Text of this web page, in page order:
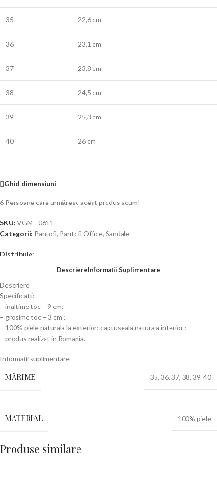
35 22,6 cm
36 23,1 cm
37 23,8 cm
38 24,5 cm
39 25,3 cm
40 26 cm
Ghid dimensiuni
6 Persoane care urmăresc acest produs acum!
SKU: VGM - 0611
Categorii: Pantofi, Pantofi Office, Sandale
Distribuie:
DescriereInformații Suplimentare
Descriere
Specificatii:
– inaltime toc – 9 cm;
– grosime toc – 3 cm ;
– 100% piele naturala la exterior; captuseala naturala interior ;
– produs realizat in Romania.
Informații suplimentare
MĂRIME 35, 36, 37, 38, 39, 40
MATERIAL 100% piele
Produse similare